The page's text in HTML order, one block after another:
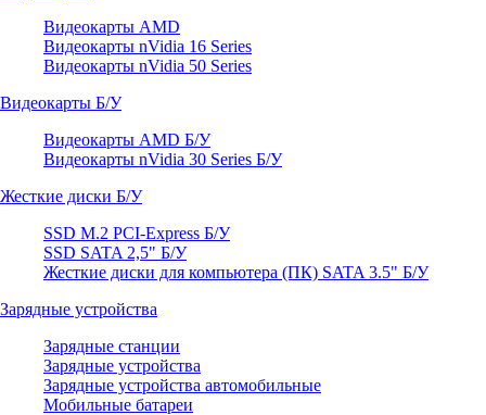
Видеокарты AMD
Видеокарты nVidia 16 Series
Видеокарты nVidia 50 Series
Видеокарты Б/У
Видеокарты AMD Б/У
Видеокарты nVidia 30 Series Б/У
Жесткие диски Б/У
SSD M.2 PCI-Express Б/У
SSD SATA 2,5" Б/У
Жесткие диски для компьютера (ПК) SATA 3.5" Б/У
Зарядные устройства
Зарядные станции
Зарядные устройства
Зарядные устройства автомобильные
Мобильные батареи